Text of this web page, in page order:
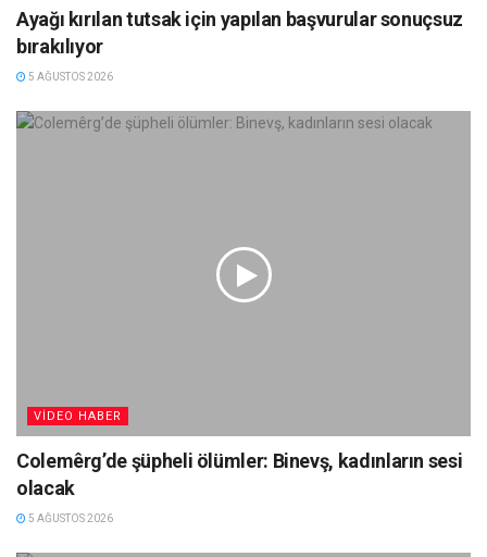
Ayağı kırılan tutsak için yapılan başvurular sonuçsuz
bırakılıyor
5 AĞUSTOS 2026
VIDEO HABER
Colemêrg’de şüpheli ölümler: Binevş, kadınların sesi
olacak
5 AĞUSTOS 2026